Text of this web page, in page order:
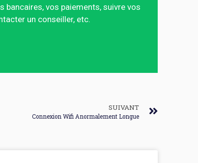
bancaires, vos paiements, suivre vos
un conseiller, etc.
SUIVANT
Connexion Wifi Anormalement Longue